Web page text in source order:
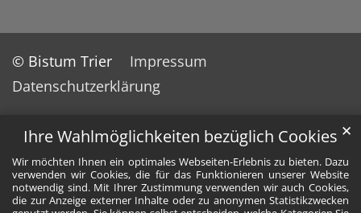
Ihre Wahlmöglichkeiten bezüglich Cookies
Wir möchten Ihnen ein optimales Webseiten-Erlebnis zu bieten. Dazu
verwenden wir Cookies, die für das Funktionieren unserer Website
notwendig sind. Mit Ihrer Zustimmung verwenden wir auch Cookies,
die zur Anzeige externer Inhalte oder zu anonymen Statistikzwecken
✕
© Bistum Trier
Impressum
Datenschutzerklärung